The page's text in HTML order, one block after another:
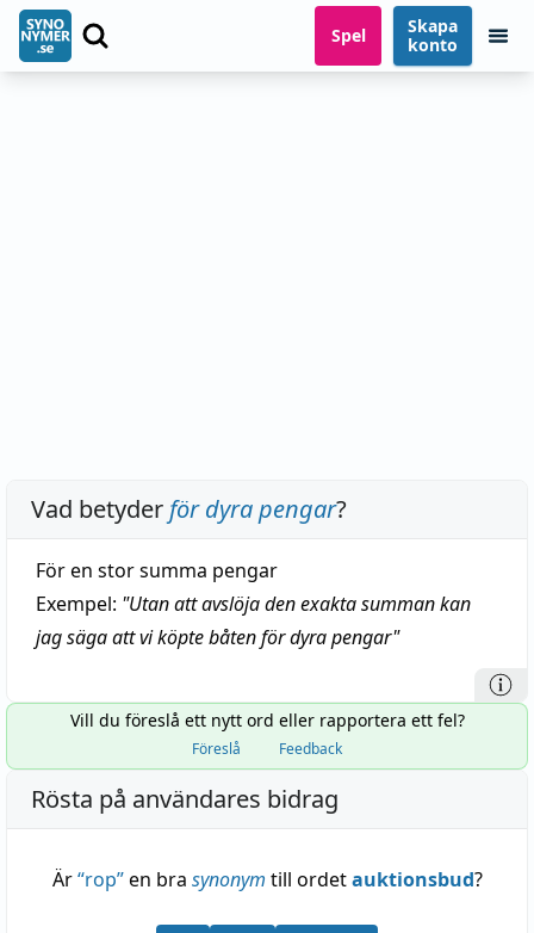
Spel
Skapa
konto
Vad betyder för dyra pengar?
För en stor summa pengar
Exempel: "Utan att avslöja den exakta summan kan
jag säga att vi köpte båten för dyra pengar"
Vill du föreslå ett nytt ord eller rapportera ett fel?
Föreslå Feedback
Rösta på användares bidrag
Är“rop”en bra synonym till ordetauktionsbud?